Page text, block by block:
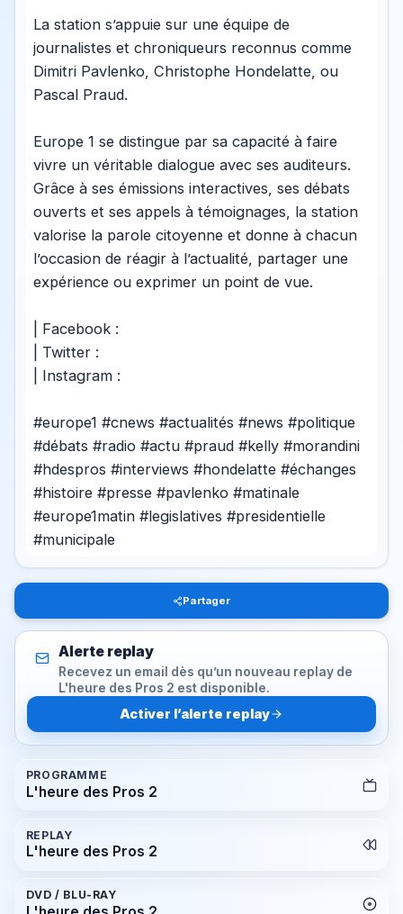
La station s’appuie sur une équipe de
journalistes et chroniqueurs reconnus comme
Dimitri Pavlenko, Christophe Hondelatte, ou
Pascal Praud.
Europe 1 se distingue par sa capacité à faire
vivre un véritable dialogue avec ses auditeurs.
Grâce à ses émissions interactives, ses débats
ouverts et ses appels à témoignages, la station
valorise la parole citoyenne et donne à chacun
l’occasion de réagir à l’actualité, partager une
expérience ou exprimer un point de vue.
| Facebook :
| Twitter :
| Instagram :
#europe1 #cnews #actualités #news #politique
#débats #radio #actu #praud #kelly #morandini
#hdespros #interviews #hondelatte #échanges
#histoire #presse #pavlenko #matinale
#europe1matin #legislatives #presidentielle
#municipale
Partager
Alerte replay
Recevez un email dès qu’un nouveau replay de
L'heure des Pros 2 est disponible.
Activer l’alerte replay
PROGRAMME
L'heure des Pros 2
REPLAY
L'heure des Pros 2
DVD / BLU-RAY